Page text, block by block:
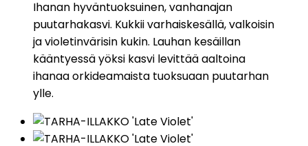
Ihanan hyväntuoksuinen, vanhanajan
puutarhakasvi. Kukkii varhaiskesällä, valkoisin
ja violetinvärisin kukin. Lauhan kesäillan
kääntyessä yöksi kasvi levittää aaltoina
ihanaa orkideamaista tuoksuaan puutarhan
ylle.